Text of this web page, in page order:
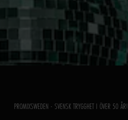
PROMIXSWEDEN - SVENSK TRYGGHET I ÖVER 50 ÅR!